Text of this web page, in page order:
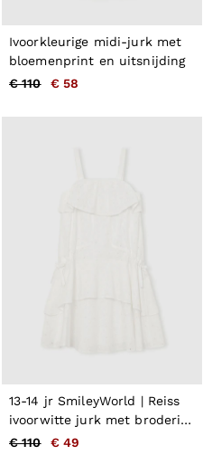
Ivoorkleurige midi-jurk met
bloemenprint en uitsnijding
€ 110
€ 58
13-14 jr SmileyWorld | Reiss
ivoorwitte jurk met broderie-
logo
€ 110 € 49